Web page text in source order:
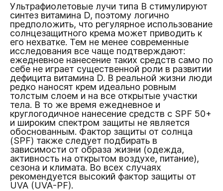
Ультрафиолетовые лучи типа B стимулируют
синтез витамина D, поэтому логично
предположить, что регулярное использование
солнцезащитного крема может приводить к
его нехватке. Тем не менее современные
исследования все чаще подтверждают:
ежедневное нанесение таких средств само по
себе не играет существенной роли в развитии
дефицита витамина D. В реальной жизни люди
редко наносят крем идеально ровным
толстым слоем и на все открытые участки
тела. В то же время ежедневное и
круглогодичное нанесение средств с SPF 50+
и широким спектром защиты не является
обоснованным. Фактор защиты от солнца
(SPF) также следует подбирать в
зависимости от образа жизни (одежда,
активность на открытом воздухе, питание),
сезона и климата. Во всех случаях
рекомендуется высокий фактор защиты от
UVA (UVA-PF).